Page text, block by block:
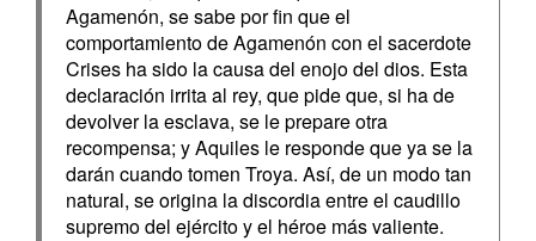
Agamenón, se sabe por fin que el
comportamiento de Agamenón con el sacerdote
Crises ha sido la causa del enojo del dios. Esta
declaración irrita al rey, que pide que, si ha de
devolver la esclava, se le prepare otra
recompensa; y Aquiles le responde que ya se la
darán cuando tomen Troya. Así, de un modo tan
natural, se origina la discordia entre el caudillo
supremo del ejército y el héroe más valiente.